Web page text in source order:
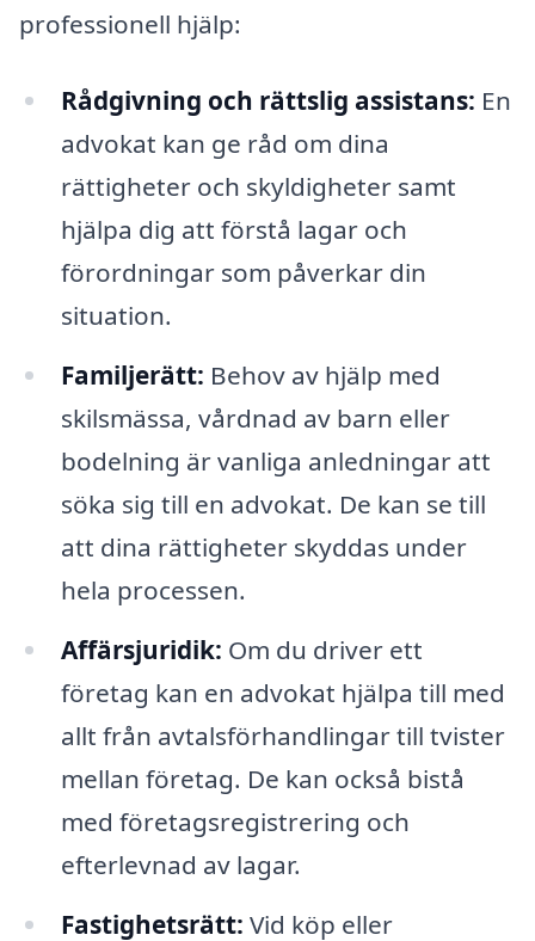
professionell hjälp:
Rådgivning och rättslig assistans: En
advokat kan ge råd om dina
rättigheter och skyldigheter samt
hjälpa dig att förstå lagar och
förordningar som påverkar din
situation.
Familjerätt: Behov av hjälp med
skilsmässa, vårdnad av barn eller
bodelning är vanliga anledningar att
söka sig till en advokat. De kan se till
att dina rättigheter skyddas under
hela processen.
Affärsjuridik: Om du driver ett
företag kan en advokat hjälpa till med
allt från avtalsförhandlingar till tvister
mellan företag. De kan också bistå
med företagsregistrering och
efterlevnad av lagar.
Fastighetsrätt: Vid köp eller